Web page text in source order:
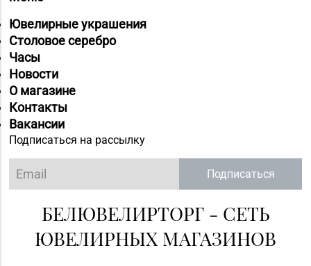
Ювелирные украшения
Столовое серебро
Часы
Новости
О магазине
Контакты
Вакансии
Подписаться на рассылку
Подписаться
БЕЛЮВЕЛИРТОРГ - СЕТЬ
ЮВЕЛИРНЫХ МАГАЗИНОВ